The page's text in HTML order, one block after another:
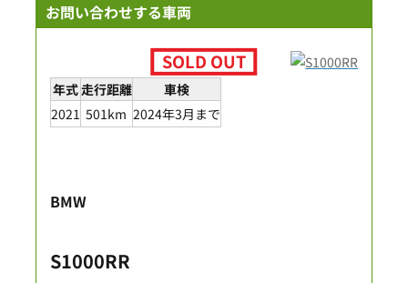
お問い合わせする車両
年式走行距離
車検
2021 501km 2024年3月まで
BMW
S1000RR